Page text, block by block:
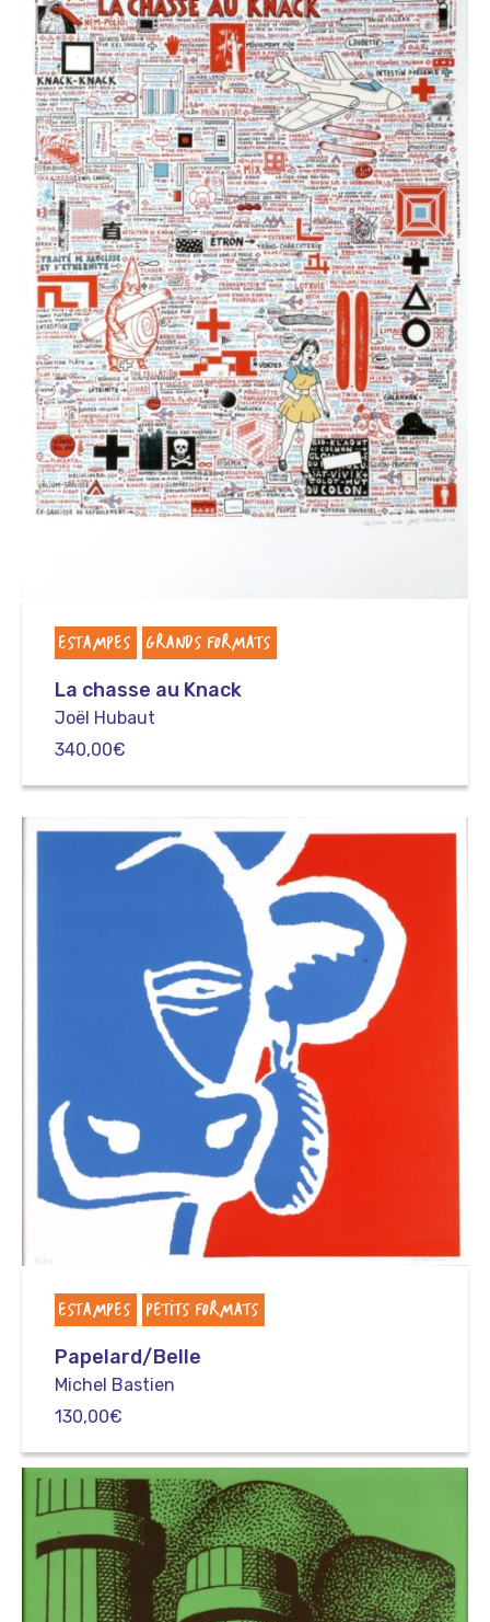
ESTAMPES GRANDS FORMATS
La chasse au Knack
Joël Hubaut
340,00€
ESTAMPES PETITS FORMATS
Papelard/Belle
Michel Bastien
130,00€